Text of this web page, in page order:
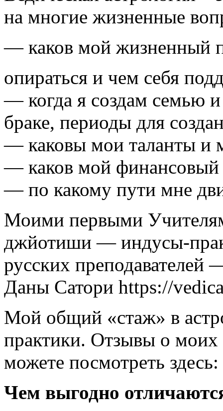
на многие жизненные
— каков мой жизненный
опираться и чем себя
— когда я создам семью
браке, периоды для
— каковы мои таланты и
— каков мой финансовый
— по какому пути мне
Моими первыми
джйотиши — индусы-
русских
Даны Сатори https://
Мой общий «стаж» в
практики. Отзывы о моих
можете посмотреть
Чем выгодно